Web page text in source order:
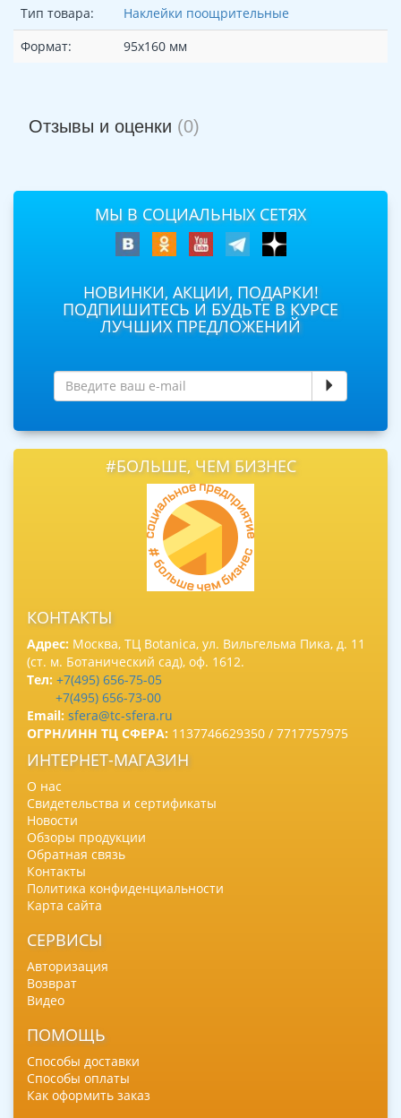
Тип товара:
Наклейки поощрительные
Формат:
95х160 мм
Отзывы и оценки (0)
МЫ В СОЦИАЛЬНЫХ СЕТЯХ
НОВИНКИ, АКЦИИ, ПОДАРКИ!
ПОДПИШИТЕСЬ И БУДЬТЕ В КУРСЕ
ЛУЧШИХ ПРЕДЛОЖЕНИЙ
#БОЛЬШЕ, ЧЕМ БИЗНЕС
КОНТАКТЫ
Адрес: Москва, ТЦ Botanica, ул. Вильгельма Пика, д. 11
(ст. м. Ботанический сад), оф. 1612.
Тел: +7(495) 656-75-05
+7(495) 656-73-00
Email: sfera@tc-sfera.ru
ОГРН/ИНН ТЦ СФЕРА: 1137746629350 / 7717757975
ИНТЕРНЕТ-МАГАЗИН
О нас
Свидетельства и сертификаты
Новости
Обзоры продукции
Обратная связь
Контакты
Политика конфиденциальности
Карта сайта
СЕРВИСЫ
Авторизация
Возврат
Видео
ПОМОЩЬ
Способы доставки
Способы оплаты
Как оформить заказ